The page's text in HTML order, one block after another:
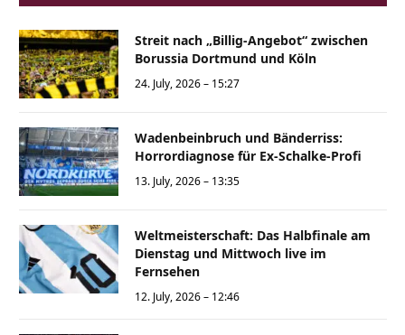
Streit nach „Billig-Angebot“ zwischen
Borussia Dortmund und Köln
24. July, 2026 – 15:27
Wadenbeinbruch und Bänderriss:
Horrordiagnose für Ex-Schalke-Profi
13. July, 2026 – 13:35
Weltmeisterschaft: Das Halbfinale am
Dienstag und Mittwoch live im
Fernsehen
12. July, 2026 – 12:46